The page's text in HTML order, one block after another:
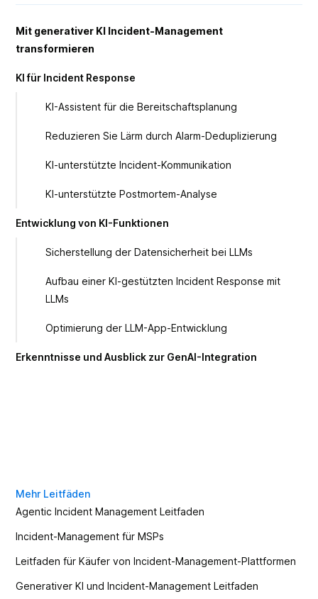
Mit generativer KI Incident-Management
transformieren
KI für Incident Response
KI-Assistent für die Bereitschaftsplanung
Reduzieren Sie Lärm durch Alarm-Deduplizierung
KI-unterstützte Incident-Kommunikation
KI-unterstützte Postmortem-Analyse
Entwicklung von KI-Funktionen
Sicherstellung der Datensicherheit bei LLMs
Aufbau einer KI-gestützten Incident Response mit
LLMs
Optimierung der LLM-App-Entwicklung
Erkenntnisse und Ausblick zur GenAI-Integration
Mehr Leitfäden
Agentic Incident Management Leitfaden
Incident-Management für MSPs
Leitfaden für Käufer von Incident-Management-Plattformen
Generativer KI und Incident‑Management Leitfaden